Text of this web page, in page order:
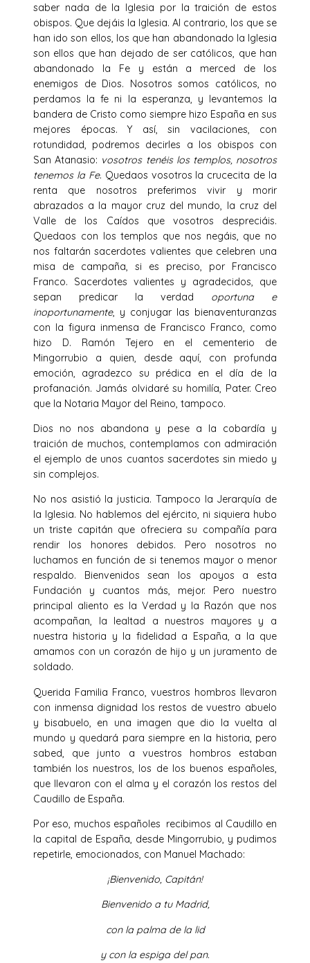
saber nada de la Iglesia por la traición de estos
obispos. Que dejáis la Iglesia. Al contrario, los que se
han ido son ellos, los que han abandonado la Iglesia
son ellos que han dejado de ser católicos, que han
abandonado la Fe y están a merced de los
enemigos de Dios. Nosotros somos católicos, no
perdamos la fe ni la esperanza, y levantemos la
bandera de Cristo como siempre hizo España en sus
mejores épocas. Y así, sin vacilaciones, con
rotundidad, podremos decirles a los obispos con
San Atanasio: vosotros tenéis los templos, nosotros
tenemos la Fe. Quedaos vosotros la crucecita de la
renta que nosotros preferimos vivir y morir
abrazados a la mayor cruz del mundo, la cruz del
Valle de los Caídos que vosotros despreciáis.
Quedaos con los templos que nos negáis, que no
nos faltarán sacerdotes valientes que celebren una
misa de campaña, si es preciso, por Francisco
Franco. Sacerdotes valientes y agradecidos, que
sepan predicar la verdad oportuna e
inoportunamente, y conjugar las bienaventuranzas
con la figura inmensa de Francisco Franco, como
hizo D. Ramón Tejero en el cementerio de
Mingorrubio a quien, desde aquí, con profunda
emoción, agradezco su prédica en el día de la
profanación. Jamás olvidaré su homilía, Pater. Creo
que la Notaria Mayor del Reino, tampoco.
Dios no nos abandona y pese a la cobardía y
traición de muchos, contemplamos con admiración
el ejemplo de unos cuantos sacerdotes sin miedo y
sin complejos.
No nos asistió la justicia. Tampoco la Jerarquía de
la Iglesia. No hablemos del ejército, ni siquiera hubo
un triste capitán que ofreciera su compañía para
rendir los honores debidos. Pero nosotros no
luchamos en función de si tenemos mayor o menor
respaldo. Bienvenidos sean los apoyos a esta
Fundación y cuantos más, mejor. Pero nuestro
principal aliento es la Verdad y la Razón que nos
acompañan, la lealtad a nuestros mayores y a
nuestra historia y la fidelidad a España, a la que
amamos con un corazón de hijo y un juramento de
soldado.
Querida Familia Franco, vuestros hombros llevaron
con inmensa dignidad los restos de vuestro abuelo
y bisabuelo, en una imagen que dio la vuelta al
mundo y quedará para siempre en la historia, pero
sabed, que junto a vuestros hombros estaban
también los nuestros, los de los buenos españoles,
que llevaron con el alma y el corazón los restos del
Caudillo de España.
Por eso, muchos españoles recibimos al Caudillo en
la capital de España, desde Mingorrubio, y pudimos
repetirle, emocionados, con Manuel Machado:
¡Bienvenido, Capitán!
Bienvenido a tu Madrid,
con la palma de la lid
y con la espiga del pan.